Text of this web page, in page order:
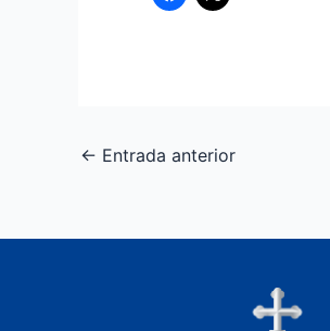
← Entrada anterior